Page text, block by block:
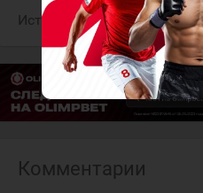
Источник:TSN
Комментарии